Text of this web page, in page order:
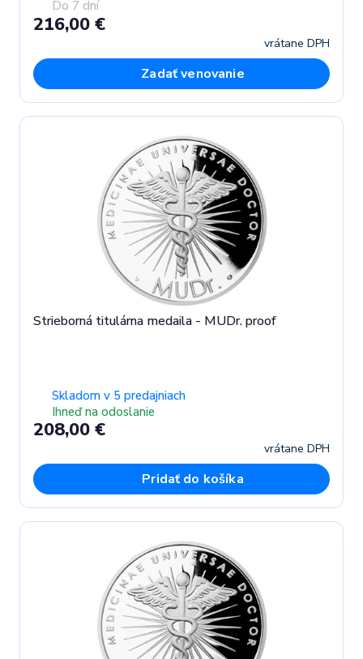
Do 7 dní
216,00 €
vrátane DPH
Zadať venovanie
Strieborná titulárna medaila - MUDr. proof
Skladom v 5 predajniach
Ihneď na odoslanie
208,00 €
vrátane DPH
Pridať do košíka